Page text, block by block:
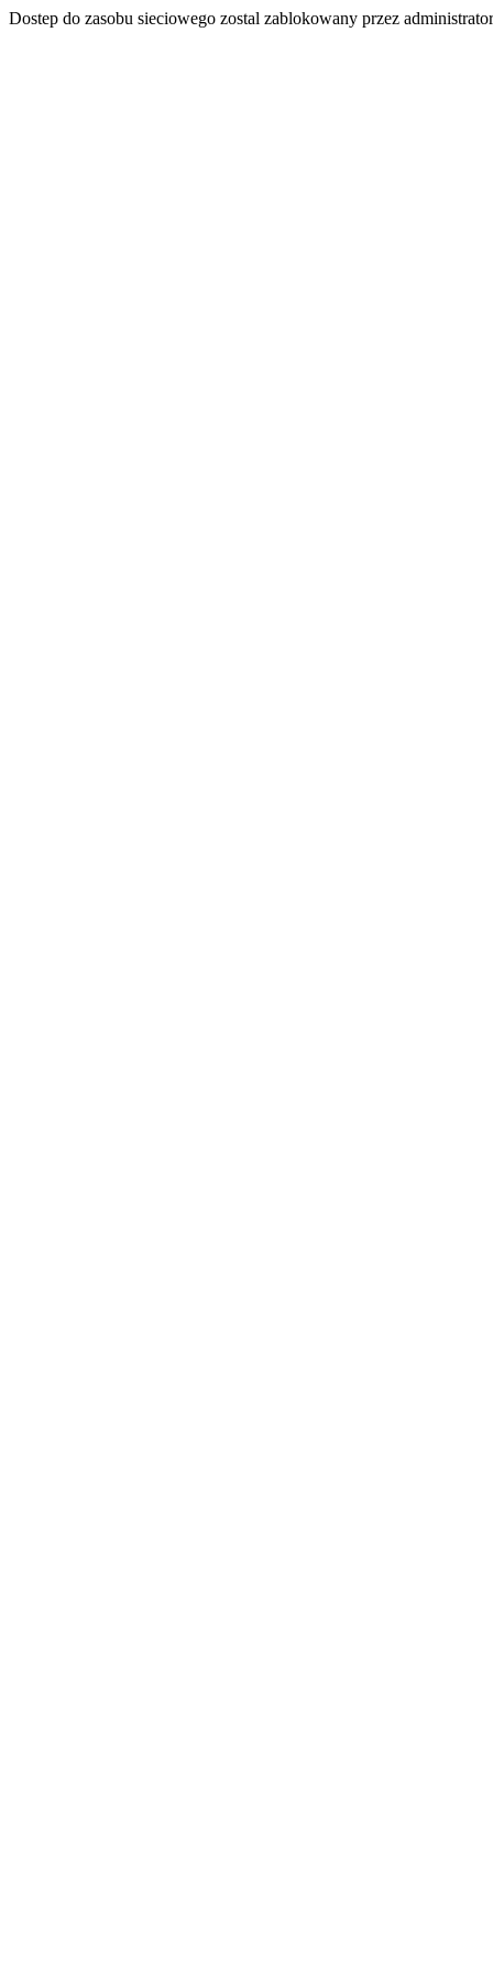
Dostep do zasobu sieciowego zostal zablokowany przez